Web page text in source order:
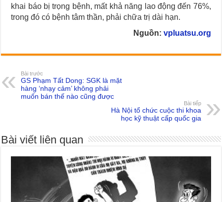
khai báo bị trọng bệnh, mất khả năng lao động đến 76%,
trong đó có bệnh tâm thần, phải chữa trị dài hạn.
Nguồn: vpluatsu.org
Bài trước
GS Phạm Tất Dong: SGK là mặt
hàng ‘nhạy cảm’ không phải
muốn bán thế nào cũng được
Bài tiếp
Hà Nội tổ chức cuộc thi khoa
học kỹ thuật cấp quốc gia
Bài viết liên quan